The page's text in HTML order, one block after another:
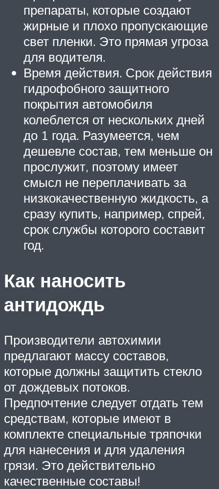
препараты, которые создают
жирные и плохо пропускающие
свет пленки. Это прямая угроза
для водителя.
Время действия. Срок действия
гидрофобного защитного
покрытия автомобиля
колеблется от нескольких дней
до 1 года. Разумеется, чем
дешевле состав, тем меньше он
прослужит, поэтому имеет
смысл не переплачивать за
низкокачественную жидкость, а
сразу купить, например, спрей,
срок службы которого составит
год.
Как наносить
антидождь
Производители автохимии
предлагают массу составов,
которые должны защитить стекло
от дождевых потоков.
Предпочтение следует отдать тем
средствам, которые имеют в
комплекте специальные тряпочки
для нанесения и для удаления
грязи. Это действительно
качественные составы!